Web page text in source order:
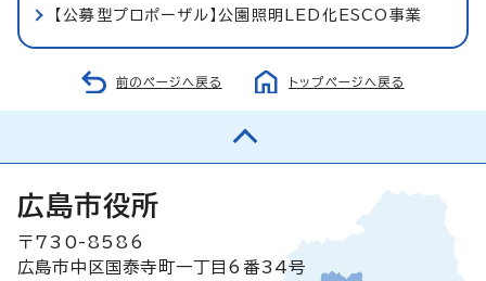
【公募型プロポーザル】公園照明LED化ESCO事業
前のページへ戻る トップページへ戻る
広島市役所
〒730-8586
広島市中区国泰寺町一丁目6番34号